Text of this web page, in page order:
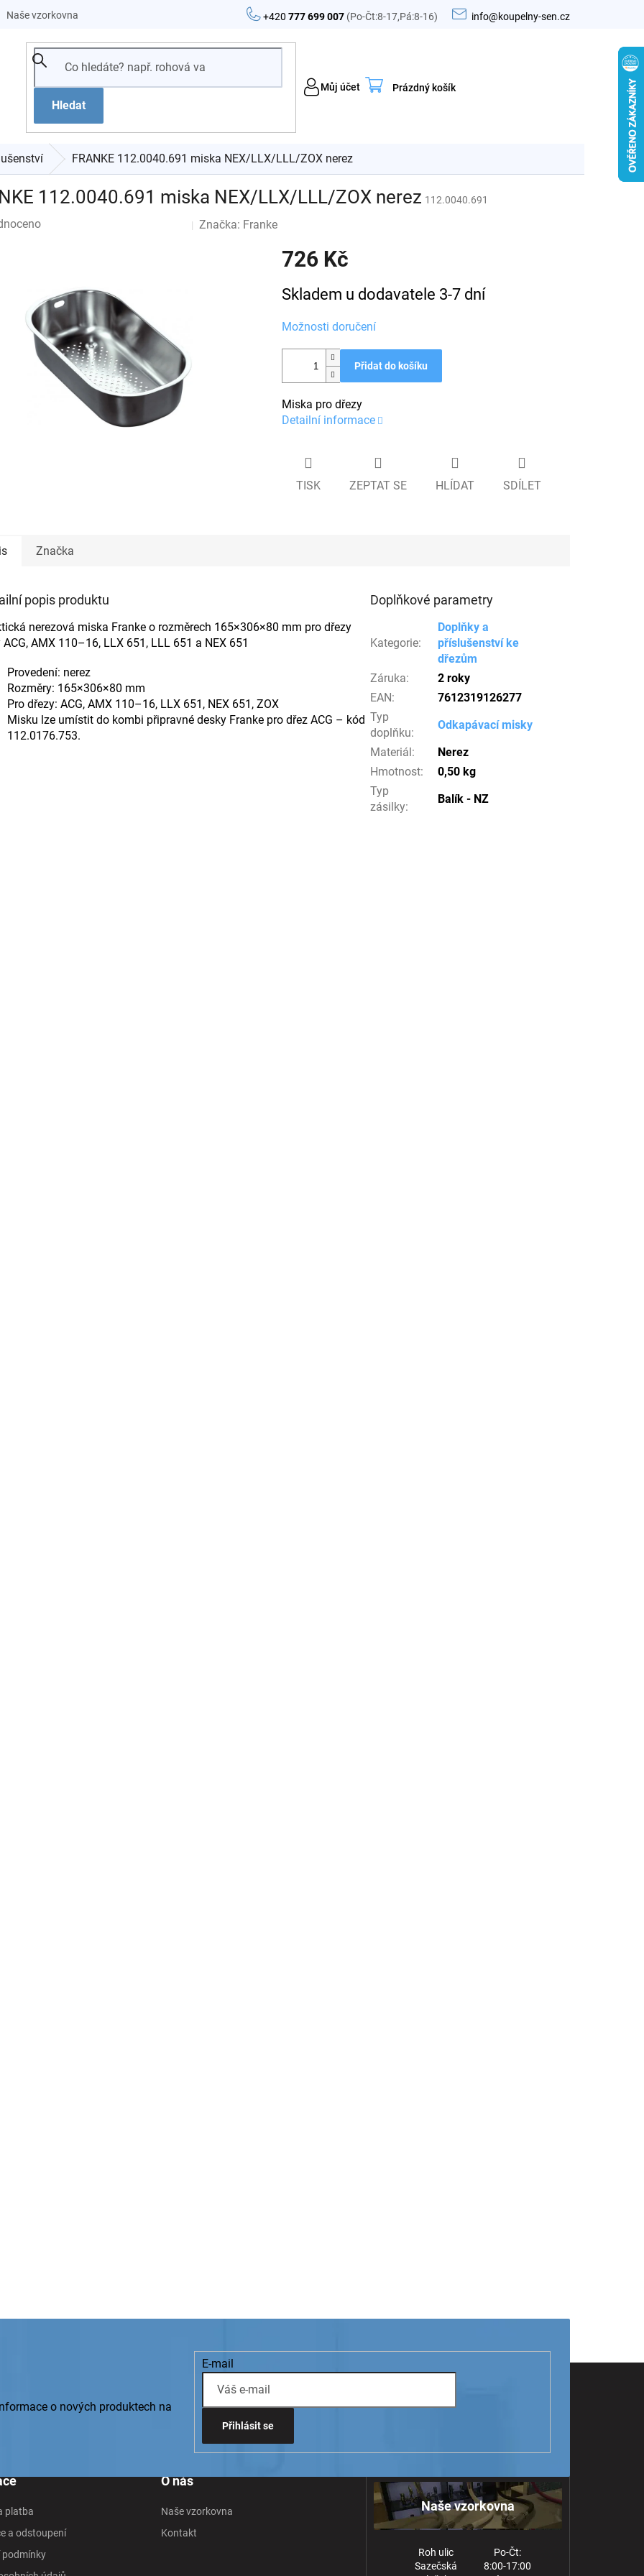
+420777 699 007 (Po-Čt:8-17,Pá:8-16) info@koupelny-sen.cz
Naše vzorkovna
Hledat
Můj účet
Nákupní
Prázdný košík
FRANKE 112.0040.691 miska NEX/LLX/LLL/ZOX nerez
112.0040.691 miska NEX/LLX/LLL/ZOX nerez 112.0040.691
Značka: Franke
726 Kč
Měrná
cena:
Skladem u dodavatele 3-7 dní
Možnosti doručení
Přidat do košíku
Miska pro dřezy
Detailní informace
TISK ZEPTAT SE HLÍDAT SDÍLET
Značka
popis produktu
nerezová miska Franke o rozměrech 165×306×80 mm pro dřezy
ACG, AMX 110–16, LLX 651, LLL 651 a NEX 651
Provedení: nerez
Rozměry: 165×306×80 mm
Pro dřezy: ACG, AMX 110–16, LLX 651, NEX 651, ZOX
Misku lze umístit do kombi připravné desky Franke pro dřez ACG – kód
112.0176.753.
Doplňkové parametry
Kategorie:
Doplňky a
příslušenství ke
dřezům
Záruka:
2 roky
EAN:
7612319126277
Typ
doplňku:
Odkapávací misky
Materiál:
Nerez
Hmotnost:
0,50 kg
Typ
zásilky:
Balík - NZ
platba
a odstoupení
podmínky
O nás
Naše vzorkovna
Kontakt
Naše vzorkovna
Roh ulic
Sazečská
Po-Čt:
8:00-17:00
o nových produktech na
E-mail
Přihlásit se